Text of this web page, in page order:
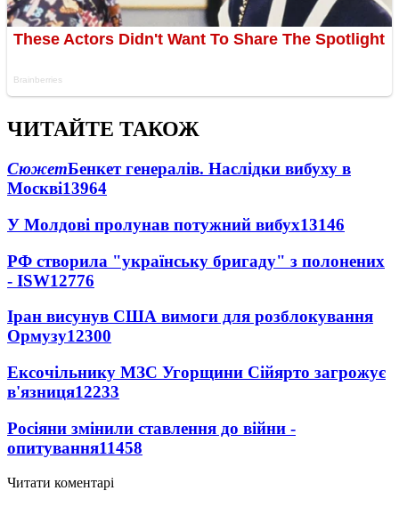
ЧИТАЙТЕ ТАКОЖ
СюжетБенкет генералів. Наслідки вибуху в
Москві13964
У Молдові пролунав потужний вибух13146
РФ створила "українську бригаду" з полонених
- ISW12776
Іран висунув США вимоги для розблокування
Ормузу12300
Ексочільнику МЗС Угорщини Сійярто загрожує
в'язниця12233
Росіяни змінили ставлення до війни -
опитування11458
Читати коментарі